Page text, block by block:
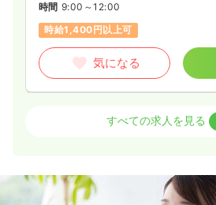
時間 9:00～12:00
時給1,400円以上可
気になる
給与 お問い合わせください
9:00～17:30
すべての求人を見る